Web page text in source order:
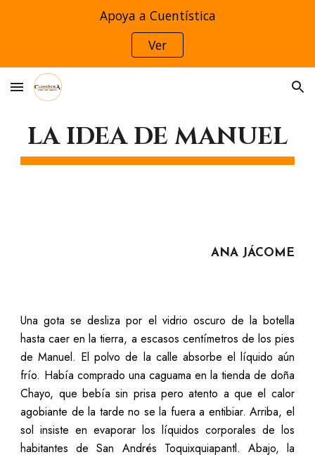
Skip to main content
Apoya a Cuentística
Ver
LA IDEA DE MANUEL
ANA JÁCOME
Una gota se desliza por el vidrio oscuro de la botella
hasta caer en la tierra, a escasos centímetros de los pies
de Manuel. El polvo de la calle absorbe el líquido aún
frío. Había comprado una caguama en la tienda de doña
Chayo, que bebía sin prisa pero atento a que el calor
agobiante de la tarde no se la fuera a entibiar. Arriba, el
sol insiste en evaporar los líquidos corporales de los
habitantes de San Andrés Toquixquiapantl. Abajo, la